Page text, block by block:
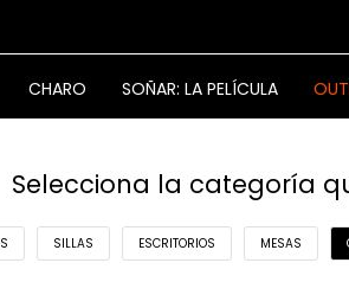
CHARO SOÑAR: LA PELÍCULA
Selecciona la categoría
SILLAS ESCRITORIOS MESAS